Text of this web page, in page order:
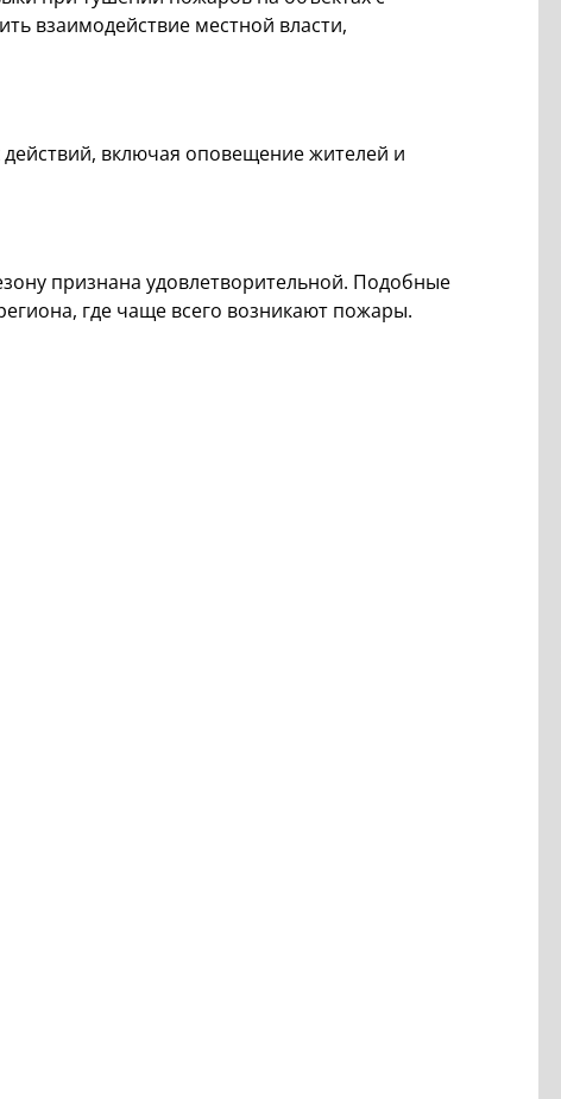
взаимодействие местной власти,
включая оповещение жителей и
признана удовлетворительной. Подобные
где чаще всего возникают пожары.